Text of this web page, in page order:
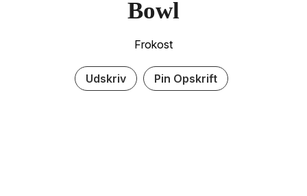
Bowl
Frokost
Udskriv Pin Opskrift